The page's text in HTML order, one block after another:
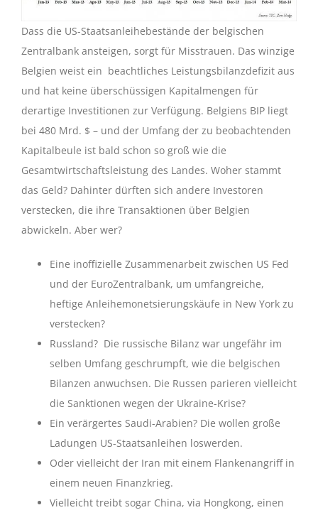
Dass die US-Staatsanleihebestände der belgischen
Zentralbank ansteigen, sorgt für Misstrauen. Das winzige
Belgien weist ein beachtliches Leistungsbilanzdefizit aus
und hat keine überschüssigen Kapitalmengen für
derartige Investitionen zur Verfügung. Belgiens BIP liegt
bei 480 Mrd. $ – und der Umfang der zu beobachtenden
Kapitalbeule ist bald schon so groß wie die
Gesamtwirtschaftsleistung des Landes. Woher stammt
das Geld? Dahinter dürften sich andere Investoren
verstecken, die ihre Transaktionen über Belgien
abwickeln. Aber wer?
Eine inoffizielle Zusammenarbeit zwischen US Fed
und der EuroZentralbank, um umfangreiche,
heftige Anleihemonetsierungskäufe in New York zu
verstecken?
Russland? Die russische Bilanz war ungefähr im
selben Umfang geschrumpft, wie die belgischen
Bilanzen anwuchsen. Die Russen parieren vielleicht
die Sanktionen wegen der Ukraine-Krise?
Ein verärgertes Saudi-Arabien? Die wollen große
Ladungen US-Staatsanleihen loswerden.
Oder vielleicht der Iran mit einem Flankenangriff in
einem neuen Finanzkrieg.
Vielleicht treibt sogar China, via Hongkong, einen